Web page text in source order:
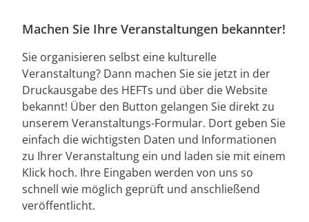
Machen Sie Ihre Veranstaltungen bekannter!
Sie organisieren selbst eine kulturelle
Veranstaltung? Dann machen Sie sie jetzt in der
Druckausgabe des HEFTs und über die Website
bekannt! Über den Button gelangen Sie direkt zu
unserem Veranstaltungs-Formular. Dort geben Sie
einfach die wichtigsten Daten und Informationen
zu Ihrer Veranstaltung ein und laden sie mit einem
Klick hoch. Ihre Eingaben werden von uns so
schnell wie möglich geprüft und anschließend
veröffentlicht.